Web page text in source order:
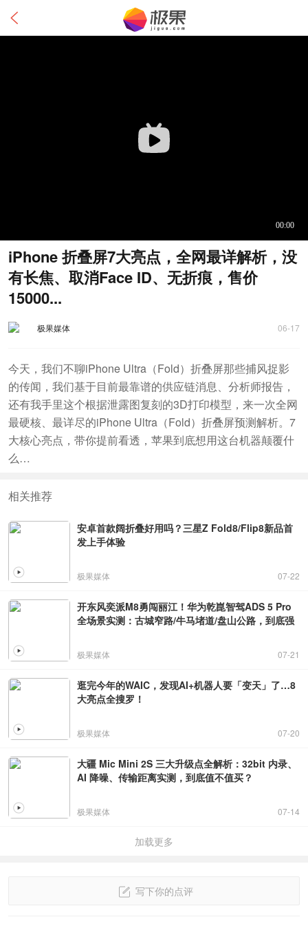
iPhone 折叠屏7大亮点，全网最详解析，没
有长焦、取消Face ID、无折痕，售价
15000...
极果媒体 06-17
今天，我们不聊iPhone Ultra（Fold）折叠屏那些捕风捉影
的传闻，我们基于目前最靠谱的供应链消息、分析师报告，
还有我手里这个根据泄露图复刻的3D打印模型，来一次全网
最硬核、最详尽的iPhone Ultra（Fold）折叠屏预测解析。7
大核心亮点，带你提前看透，苹果到底想用这台机器颠覆什
么…
相关推荐
安卓首款阔折叠好用吗？三星Z Fold8/Flip8新品首
发上手体验
极果媒体 07-22
开东风奕派M8勇闯丽江！华为乾崑智驾ADS 5 Pro
全场景实测：古城窄路/牛马堵道/盘山公路，到底强
极果媒体 07-21
逛完今年的WAIC，发现AI+机器人要「变天」了…8
大亮点全搜罗！
极果媒体 07-20
大疆 Mic Mini 2S 三大升级点全解析：32bit 内录、
AI 降噪、传输距离实测，到底值不值买？
极果媒体 07-14
加载更多
写下你的点评